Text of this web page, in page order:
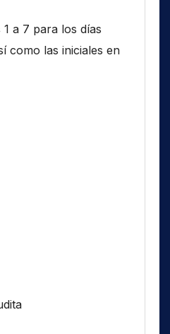
a 7 para los días
como las iniciales en